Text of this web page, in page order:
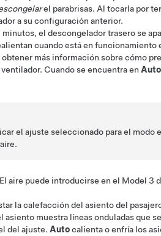
el parabrisas. Al tocarla por
a su configuración anterior.
el descongelador trasero se
cuando está en funcionamiento
obtener más información sobre cómo
Cuando se encuentra en Auto
el ajuste seleccionado para el modo
aire puede introducirse en el Model 3
la calefacción del asiento del
muestra líneas onduladas que
del ajuste. Autocalientao enfría los